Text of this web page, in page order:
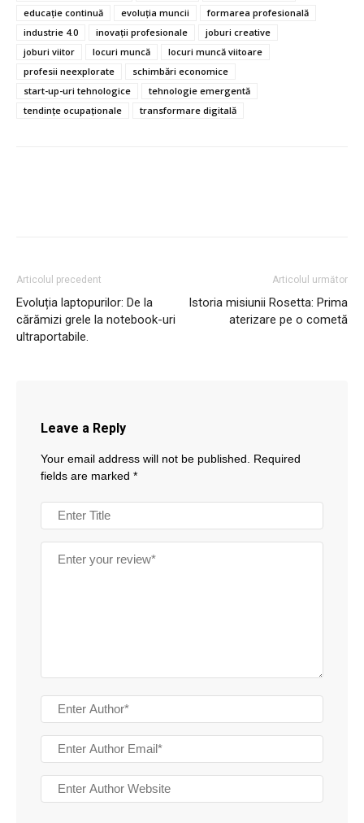
educație continuă
evoluția muncii
formarea profesională
industrie 4.0
inovații profesionale
joburi creative
joburi viitor
locuri muncă
locuri muncă viitoare
profesii neexplorate
schimbări economice
start-up-uri tehnologice
tehnologie emergentă
tendințe ocupaționale
transformare digitală
Articolul precedent
Evoluția laptopurilor: De la
cărămizi grele la notebook-uri
ultraportabile.
Articolul următor
Istoria misiunii Rosetta: Prima
aterizare pe o cometă
Leave a Reply
Your email address will not be published.
Required
fields are marked *